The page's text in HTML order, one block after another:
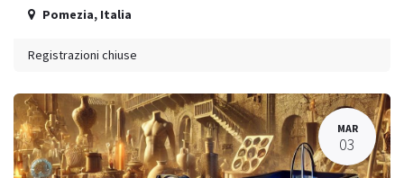
Pomezia, Italia
Registrazioni chiuse
MAR
03